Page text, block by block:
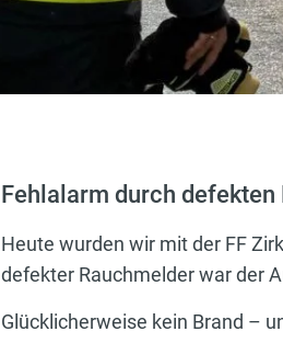
Fehlalarm durch defekten
Heute wurden wir mit der FF
defekter Rauchmelder war der
Glücklicherweise kein Brand –